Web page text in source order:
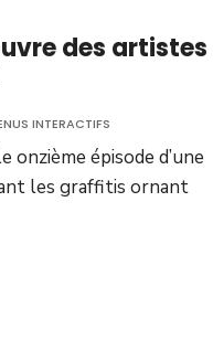
des artistes
INTERACTIFS
épisode d’une
les graffitis ornant